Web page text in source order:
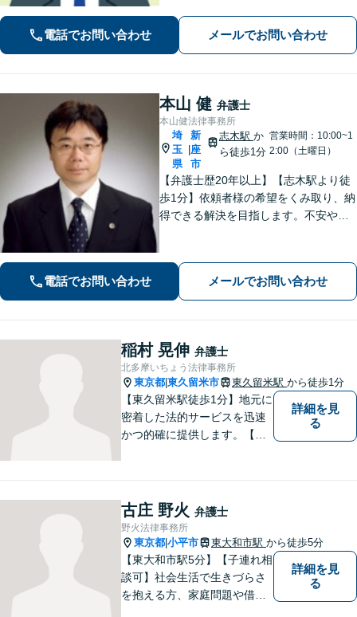
へと導きます【休日夜間対応】【上福
岡駅8分】【駐車場あり】
電話でお問い合わせ メールでお問い合わせ
本山 健 弁護士
本山健法律事務所
埼
玉
県
新
座
市
志木駅 か
ら徒歩1分
営業時間：10:00~1
2:00（土曜日）
【弁護士歴20年以上】【志木駅より徒
歩1分】依頼者様の希望をくみ取り、納
得できる解決を目指します。不安や疑
事件／何でも遠慮せずご相談ください
【初回面談無料（30分まで）】
電話でお問い合わせ メールでお問い合わせ
稲村 晃伸 弁護士
北多摩いちょう法律事務所
東京都 東久留米市 東久留米駅 から徒歩1分
【東久留米駅徒歩1分】地元に
密着した法的サービスを迅速
かつ的確に提供します。【当
納得のいく解決を目指して、
全力を尽くします。【法テラ
ス利用可能】
詳細を見
る
古庄 野火 弁護士
野火法律事務所
東京都 小平市 東大和市駅 から徒歩5分
【東大和市駅5分】【子連れ相
談可】社会生活で生きづらさ
を抱える方、家庭問題や借金
詳細を見
る